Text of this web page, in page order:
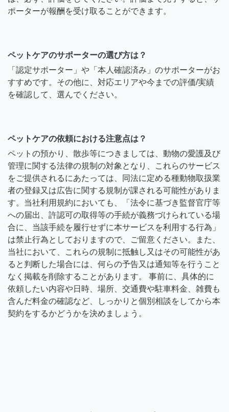
ポーターが報酬を受け取ることができます。
ペットケアのサポーターの選び方は？
「認定サポーター」や「本人確認済み」のサポーターがお
すすめです。その他に、対応エリアや今までの評価/実績
を確認して、選んでください。
ペットケアの依頼における注意点は？
ペットの預かり、散歩等につきましては、動物の愛護及び
管理に関する法律の規制の対象となり、これらのサービス
をご提供されるにあたっては、同法に定める種動物取扱業
者の登録又は広告に関する規制が課される可能性がありま
す。当社利用規約においても、「法令に基づき監督官庁等
への届出、許認可の取得等の手続が義務づけられている場
合に、当該手続を履行せずに本サービスを利用する行為」
は禁止行為としておりますので、ご留意ください。また、
当社において、これらの規制に抵触し又はその可能性があ
ると判断した場合には、何らの予告又は通知等を行うこと
なく掲載を削除することがあります。 事前に、具体的に
依頼したい内容や日時、場所、交通費や駐車料金、雑費も
含んだ料金の確認など、しっかりと個別相談をしてから本
契約をするかどうかを決めましょう。